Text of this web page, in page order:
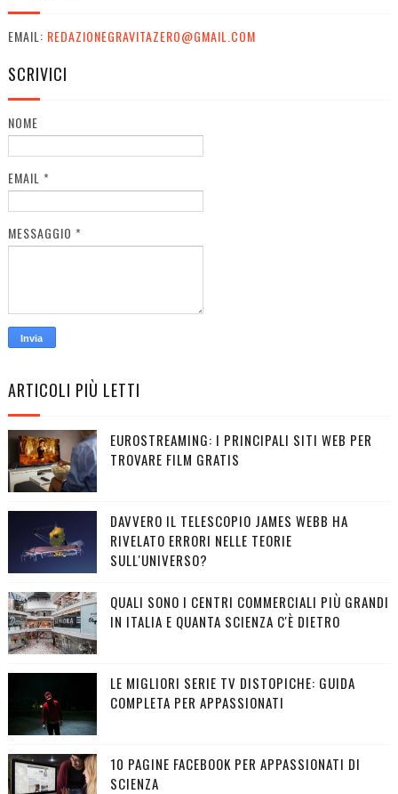
EMAIL: REDAZIONEGRAVITAZERO@GMAIL.COM
SCRIVICI
NOME
EMAIL *
MESSAGGIO *
ARTICOLI PIÙ LETTI
EUROSTREAMING: I PRINCIPALI SITI WEB PER
TROVARE FILM GRATIS
DAVVERO IL TELESCOPIO JAMES WEBB HA
RIVELATO ERRORI NELLE TEORIE
SULL'UNIVERSO?
QUALI SONO I CENTRI COMMERCIALI PIÙ GRANDI
IN ITALIA E QUANTA SCIENZA C'È DIETRO
LE MIGLIORI SERIE TV DISTOPICHE: GUIDA
COMPLETA PER APPASSIONATI
10 PAGINE FACEBOOK PER APPASSIONATI DI
SCIENZA